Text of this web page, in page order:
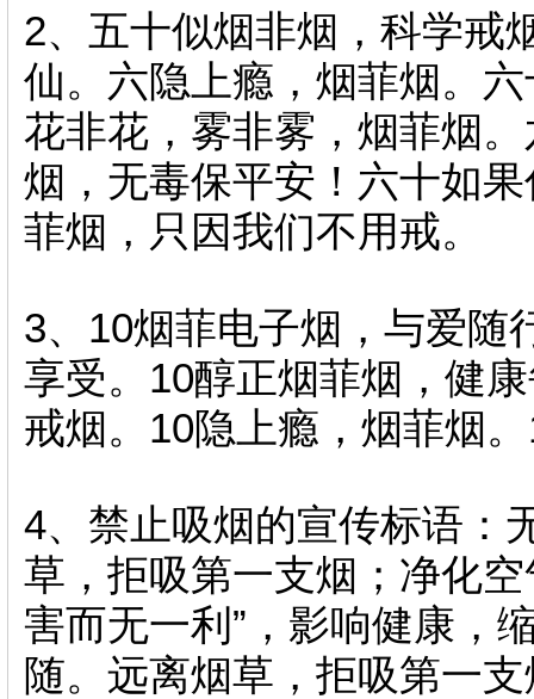
2 、五十似烟非烟，科学
仙 。六隐上瘾，烟菲烟。
花非花 ，雾非雾，烟菲
烟，无毒保平安！六十如果
菲烟 ，只因我们不用戒。
3、10烟菲电子烟，与爱
享受 。10醇正烟菲烟 ，健康
戒烟。10隐上瘾，烟菲烟
4、禁止吸烟的宣传标语：无
草，拒吸第一支烟；净化空
害而无一利 ”，影响健康
随。远离烟草，拒吸第